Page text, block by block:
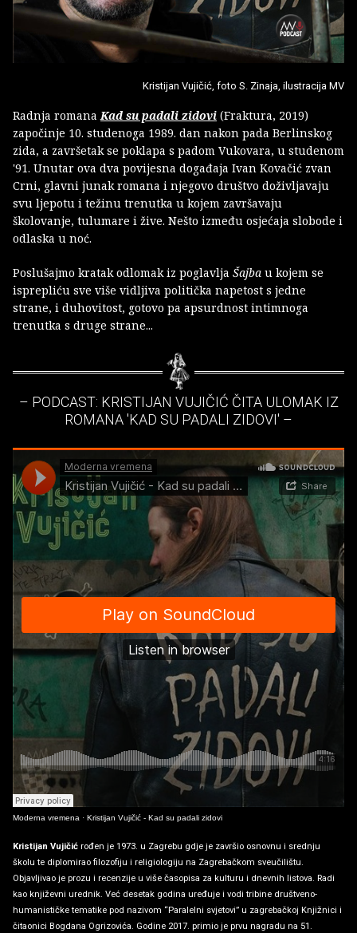
Kristijan Vujičić, foto S. Zinaja, ilustracija MV
Radnja romanaKad su padali zidovi (Fraktura, 2019)
započinje 10. studenoga 1989. dan nakon pada Berlinskog
zida, a završetak se poklapa s padom Vukovara, u studenom
'91. Unutar ova dva povijesna događaja Ivan Kovačić zvan
Crni, glavni junak romana i njegovo društvo doživljavaju
svu ljepotu i težinu trenutka u kojem završavaju
školovanje, tulumare i žive. Nešto između osjećaja slobode i
odlaska u noć.
Poslušajmo kratak odlomak iz poglavlja Šajba u kojem se
isprepliću sve više vidljiva politička napetost s jedne
strane, i duhovitost, gotovo pa apsurdnost intimnoga
trenutka s druge strane...
– PODCAST: KRISTIJAN VUJIČIĆ ČITA ULOMAK IZ
ROMANA 'KAD SU PADALI ZIDOVI' –
Moderna vremena · Kristijan Vujičić - Kad su padali zidovi
Kristijan Vujičić rođen je 1973. u Zagrebu gdje je završio osnovnu i srednju
školu te diplomirao filozofiju i religiologiju na Zagrebačkom sveučilištu.
Objavljivao je prozu i recenzije u više časopisa za kulturu i dnevnih listova. Radi
kao književni urednik. Već desetak godina uređuje i vodi tribine društveno-
humanističke tematike pod nazivom “Paralelni svjetovi” u zagrebačkoj Knjižnici i
čitaonici Bogdana Ogrizovića. Godine 2017. primio je prvu nagradu na 51.